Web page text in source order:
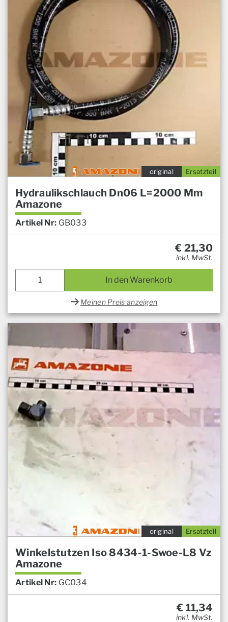
Ersatzteil
original
Hydraulikschlauch Dn06 L=2000 Mm
Amazone
Artikel Nr: GB033
€ 21,30
inkl. MwSt.
In den Warenkorb
Meinen Preis anzeigen
Ersatzteil
original
Winkelstutzen Iso 8434-1-Swoe-L8 Vz
Amazone
Artikel Nr: GC034
€ 11,34
inkl. MwSt.